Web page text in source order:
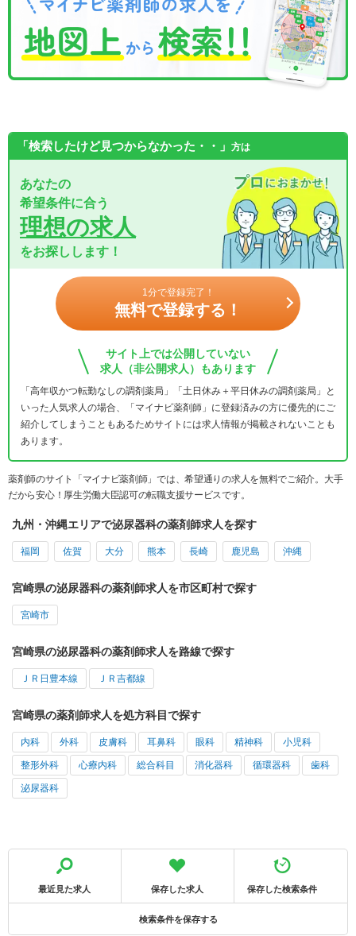
「検索したけど見つからなかった・・」 方は
あなたの
希望条件に合う
理想の求人
をお探しします！
1分で登録完了！
無料で登録する！
サイト上では公開していない
求人（非公開求人）もあります
「高年収かつ転勤なしの調剤薬局」「土日休み＋平日休みの調剤薬局」と
いった人気求人の場合、「マイナビ薬剤師」に登録済みの方に優先的にご
紹介してしまうこともあるためサイトには求人情報が掲載されないことも
あります。
薬剤師のサイト「マイナビ薬剤師」では、希望通りの求人を無料でご紹介。大手
だから安心！厚生労働大臣認可の転職支援サービスです。
九州・沖縄エリアで泌尿器科の薬剤師求人を探す
福岡 佐賀 大分 熊本 長崎 鹿児島 沖縄
宮崎県の泌尿器科の薬剤師求人を市区町村で探す
宮崎市
宮崎県の泌尿器科の薬剤師求人を路線で探す
ＪＲ日豊本線 ＪＲ吉都線
宮崎県の薬剤師求人を処方科目で探す
内科 外科 皮膚科 耳鼻科 眼科 精神科 小児科
整形外科 心療内科 総合科目 消化器科 循環器科 歯科
泌尿器科
最近見た求人 保存した求人 保存した検索条件
検索条件を保存する